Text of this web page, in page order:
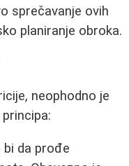
sprečavanje ovih
planiranje obroka.
neophodno je
da prođe